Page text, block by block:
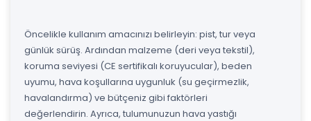
Öncelikle kullanım amacınızı belirleyin: pist, tur veya
günlük sürüş. Ardından malzeme (deri veya tekstil),
koruma seviyesi (CE sertifikalı koruyucular), beden
uyumu, hava koşullarına uygunluk (su geçirmezlik,
havalandırma) ve bütçeniz gibi faktörleri
değerlendirin. Ayrıca, tulumunuzun hava yastığı